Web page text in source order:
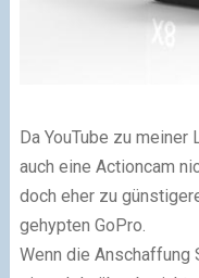
Da YouTube zu
auch eine Actioncam
doch eher zu
gehypten GoPro.
Wenn die Anschaffung